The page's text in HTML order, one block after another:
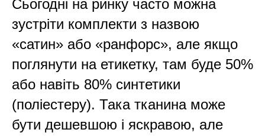
Сьогодні на ринку часто можна
зустріти комплекти з назвою
«сатин» або «ранфорс», але якщо
поглянути на етикетку, там буде 50%
або навіть 80% синтетики
(поліестеру). Така тканина може
бути дешевшою і яскравою, але